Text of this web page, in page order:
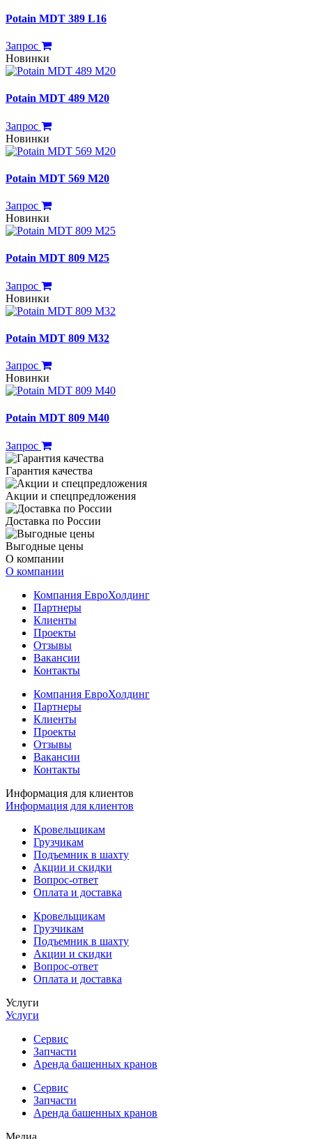
Potain MDT 389 L16
Запрос
Новинки
Potain MDT 489 M20
Запрос
Новинки
Potain MDT 569 M20
Запрос
Новинки
Potain MDT 809 M25
Запрос
Новинки
Potain MDT 809 M32
Запрос
Новинки
Potain MDT 809 M40
Запрос
Гарантия качества
Акции и спецпредложения
Доставка по России
Выгодные цены
О компании
О компании
Компания ЕвроХолдинг
Партнеры
Клиенты
Проекты
Отзывы
Вакансии
Контакты
Компания ЕвроХолдинг
Партнеры
Клиенты
Проекты
Отзывы
Вакансии
Контакты
Информация для клиентов
Информация для клиентов
Кровельщикам
Грузчикам
Подъемник в шахту
Акции и скидки
Вопрос-ответ
Оплата и доставка
Кровельщикам
Грузчикам
Подъемник в шахту
Акции и скидки
Вопрос-ответ
Оплата и доставка
Услуги
Услуги
Сервис
Запчасти
Аренда башенных кранов
Сервис
Запчасти
Аренда башенных кранов
Медиа